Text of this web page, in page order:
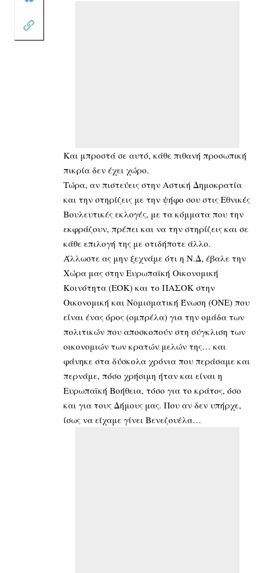
Και μπροστά σε αυτό, κάθε πιθανή προσωπική
πικρία δεν έχει χώρο.
Τώρα, αν πιστεύεις στην Αστική Δημοκρατία
και την στηρίζεις με την ψήφο σου στις Εθνικές
Βουλευτικές εκλογές, με τα κόμματα που την
εκφράζουν, πρέπει και να την στηρίζεις και σε
κάθε επιλογή της με οτιδήποτε άλλο.
Άλλωστε ας μην ξεχνάμε ότι η Ν.Δ, έβαλε την
Χώρα μας στην Ευρωπαϊκή Οικονομική
Κοινότητα (ΕΟΚ) και το ΠΑΣΟΚ στην
Οικονομική και Νομισματική Ένωση (ΟΝΕ) που
είναι ένας όρος (ομπρέλα) για την ομάδα των
πολιτικών που αποσκοπούν στη σύγκλιση των
οικονομιών των κρατών μελών της… και
φάνηκε στα δύσκολα χρόνια που περάσαμε και
περνάμε, πόσο χρήσιμη ήταν και είναι η
Ευρωπαϊκή Βοήθεια, τόσο για το κράτος, όσο
και για τους Δήμους μας. Που αν δεν υπήρχε,
ίσως να είχαμε γίνει Βενεζουέλα…